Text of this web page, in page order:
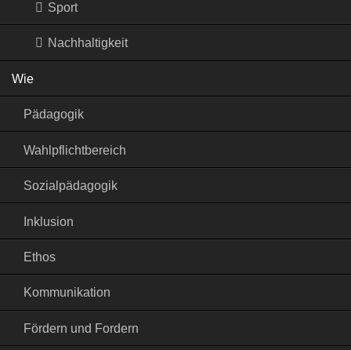
Sport
Nachhaltigkeit
Wie
Pädagogik
Wahlpflichtbereich
Sozialpädagogik
Inklusion
Ethos
Kommunikation
Fördern und Fordern